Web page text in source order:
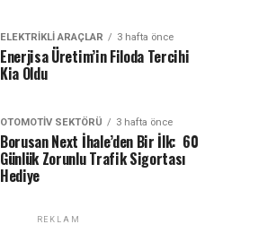
ELEKTRIKLI ARAÇLAR 3 hafta önce
Enerjisa Üretim’in Filoda Tercihi
Kia Oldu
OTOMOTIV SEKTÖRÜ 3 hafta önce
Borusan Next İhale’den Bir İlk: 60
Günlük Zorunlu Trafik Sigortası
Hediye
REKLAM